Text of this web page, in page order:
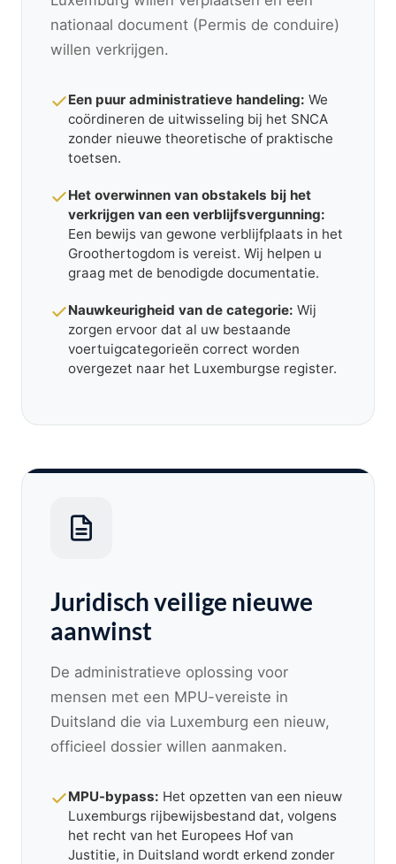
nationaal document (Permis de conduire)
willen verkrijgen.
Een puur administratieve handeling: We
coördineren de uitwisseling bij het SNCA
zonder nieuwe theoretische of praktische
toetsen.
Het overwinnen van obstakels bij het
verkrijgen van een verblijfsvergunning:
Een bewijs van gewone verblijfplaats in het
Groothertogdom is vereist. Wij helpen u
graag met de benodigde documentatie.
Nauwkeurigheid van de categorie: Wij
zorgen ervoor dat al uw bestaande
voertuigcategorieën correct worden
overgezet naar het Luxemburgse register.
Juridisch veilige nieuwe
aanwinst
De administratieve oplossing voor
mensen met een MPU-vereiste in
Duitsland die via Luxemburg een nieuw,
officieel dossier willen aanmaken.
MPU-bypass: Het opzetten van een nieuw
Luxemburgs rijbewijsbestand dat, volgens
het recht van het Europees Hof van
Justitie, in Duitsland wordt erkend zonder